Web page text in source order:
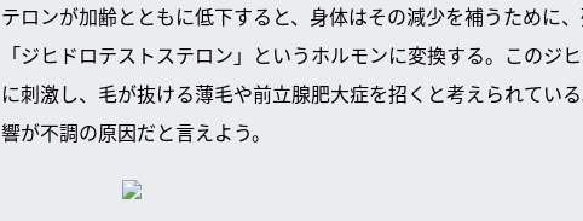
テロンが加齢とともに低下すると、身体はその減少を補うために
「ジヒドロテストステロン」というホルモンに変換する。このジ
に刺激し、毛が抜ける薄毛や前立腺肥大症を招くと考えられてい
響が不調の原因だと言えよう。